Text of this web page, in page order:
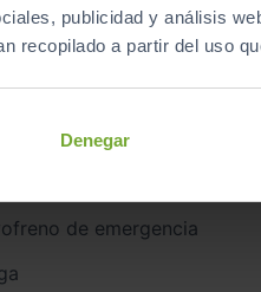
publicidad y análisis
recopilado a partir del uso
Denegar
delantero
tecnología LED
de emergencia